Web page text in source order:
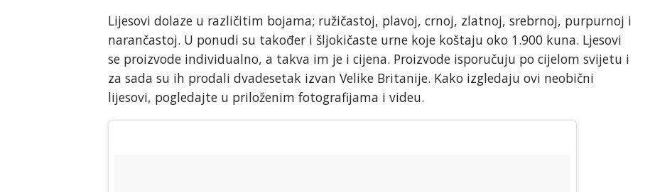
Lijesovi dolaze u različitim bojama; ružičastoj, plavoj, crnoj, zlatnoj, srebrnoj, purpurnoj i
narančastoj. U ponudi su također i šljokičaste urne koje koštaju oko 1.900 kuna. Ljesovi
se proizvode individualno, a takva im je i cijena. Proizvode isporučuju po cijelom svijetu i
za sada su ih prodali dvadesetak izvan Velike Britanije. Kako izgledaju ovi neobični
lijesovi, pogledajte u priloženim fotografijama i videu.